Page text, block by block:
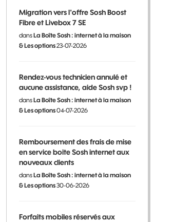
Migration vers l'offre Sosh Boost
Fibre et Livebox 7 SE
dansLa Boîte Sosh : internet à la maison
& Les options23-07-2026
Rendez-vous technicien annulé et
aucune assistance, aide Sosh svp !
dansLa Boîte Sosh : internet à la maison
& Les options04-07-2026
Remboursement des frais de mise
en service boite Sosh internet aux
nouveaux clients
dansLa Boîte Sosh : internet à la maison
& Les options30-06-2026
Forfaits mobiles réservés aux